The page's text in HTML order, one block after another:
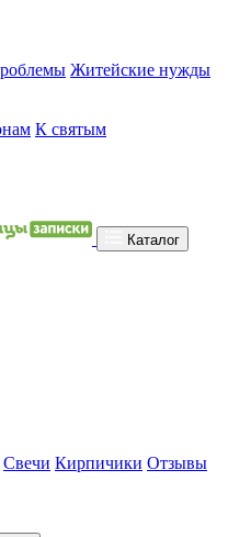
Житейские нужды
К святым
Каталог
Свечи Кирпичики Отзывы